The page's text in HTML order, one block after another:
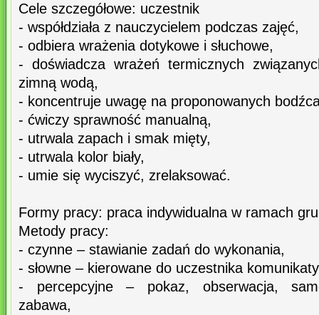
Cele szczegółowe: uczestnik
- współdziała z nauczycielem podczas zajęć,
- odbiera wrażenia dotykowe i słuchowe,
- doświadcza wrażeń termicznych
zimną wodą,
- koncentruje uwagę na proponowanych
- ćwiczy sprawność manualną,
- utrwala zapach i smak mięty,
- utrwala kolor biały,
- umie się wyciszyć, zrelaksować.
Formy pracy: praca indywidualna w ramach
Metody pracy:
- czynne – stawianie zadań do wykonania,
- słowne – kierowane do uczestnika
- percepcyjne – pokaz, obserwacja,
zabawa,